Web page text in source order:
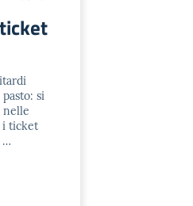
si
nelle
i ticket
…